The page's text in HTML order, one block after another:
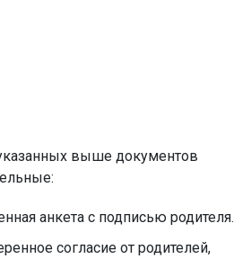
выше документов
анкета с подписью родителя.
согласие от родителей,